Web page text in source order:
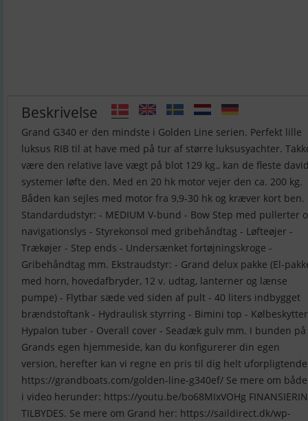
Beskrivelse
Grand G340 er den mindste i Golden Line serien. Perfekt lille
luksus RIB til at have med på tur af større luksusyachter.
være den relative lave vægt på blot 129 kg., kan de fleste
systemer løfte den. Med en 20 hk motor vejer den ca. 200 kg.
Båden kan sejles med motor fra 9,9-30 hk og kræver kort ben.
Standardudstyr: - MEDIUM V-bund - Bow Step med pullerter
navigationslys - Styrekonsol med gribehåndtag - Løfteøjer -
Trækøjer - Step ends - Undersænket fortøjningskroge -
Gribehåndtag mm. Ekstraudstyr: - Grand delux pakke (El-
med horn, hovedafbryder, 12 v. udtag, lanterner og lænse
pumpe) - Flytbar sæde ved siden af pult - 40 liters indbygget
brændstoftank - Hydraulisk styrring - Bimini top -
Hypalon tuber - Overall cover - Seadæk gulv mm. I bunden på
Grands egen hjemmeside, kan du konfigurerer din egen
version, herefter kan vi regne en pris til dig helt
https://grandboats.com/golden-line-g340ef/ Se mere om
i video herunder: https://youtu.be/bo68MIxVOHg
TILBYDES. Se mere om Grand her: https://saildirect.dk/wp-